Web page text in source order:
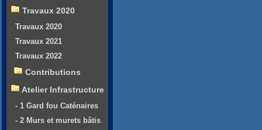
Travaux 2020
Travaux 2020
Travaux 2021
Travaux 2022
Contributions
Atelier Infrastructure
- 1 Gard fou Caténaires
- 2 Murs et murets bâtis